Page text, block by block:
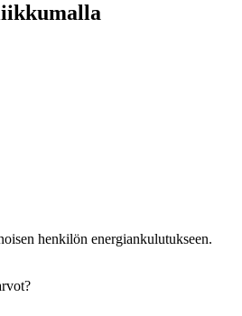
henkilön energiankulutukseen.